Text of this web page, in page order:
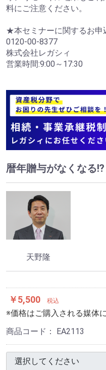
料にご注意ください。
★本セミナーに関するお申
0120-00-8377
株式会社レガシィ
営業時間:9:00～17:30
暦年贈与がなくな
天野隆
￥5,500 税込
※価格はご購入される媒体
商品コード： EA2113